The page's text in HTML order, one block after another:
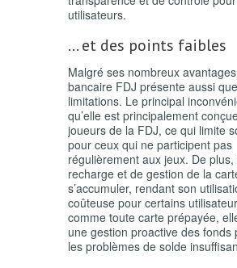
utilisateurs.
… et des points faibles
Malgré ses nombreux
bancaire FDJ présente aussi
limitations. Le principal
qu’elle est principalement
joueurs de la FDJ, ce qui limite
pour ceux qui ne participent pas
régulièrement aux jeux. De
recharge et de gestion de la
s’accumuler, rendant son
coûteuse pour certains
comme toute carte prépayée,
une gestion proactive des fonds
les problèmes de solde